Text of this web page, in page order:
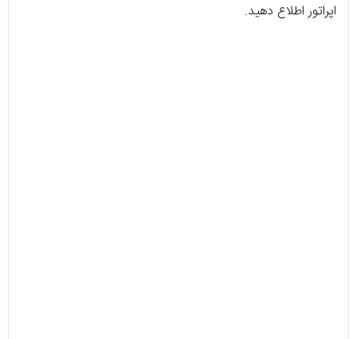
اپراتور اطلاع دهید.